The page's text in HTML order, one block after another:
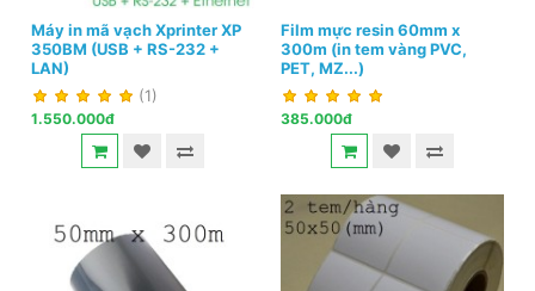
Máy in mã vạch Xprinter XP
350BM (USB + RS-232 +
LAN)
(1)
1.550.000đ
Film mực resin 60mm x
300m (in tem vàng PVC,
PET, MZ...)
385.000đ